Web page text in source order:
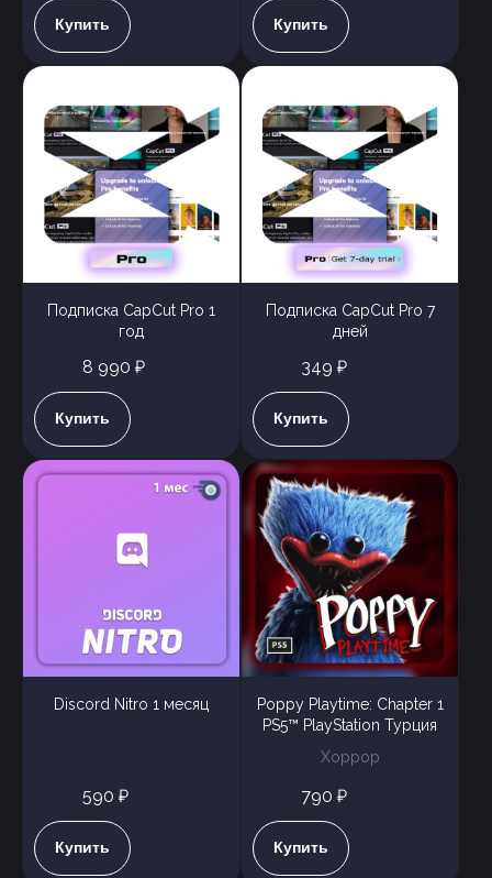
Купить Купить
Подписка CapCut Pro 1
год
8 990 ₽
Купить
Подписка CapCut Pro 7
дней
349 ₽
Купить
Discord Nitro 1 месяц
590 ₽
Купить
Poppy Playtime: Chapter 1
PS5™ PlayStation Турция
Хоррор
790 ₽
Купить